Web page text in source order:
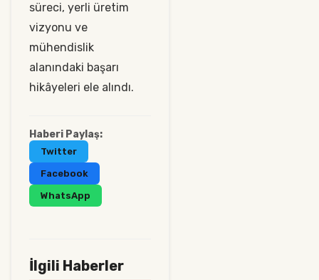
süreci, yerli üretim
vizyonu ve
mühendislik
alanındaki başarı
hikâyeleri ele alındı.
Haberi Paylaş:
Twitter
Facebook
WhatsApp
İlgili Haberler